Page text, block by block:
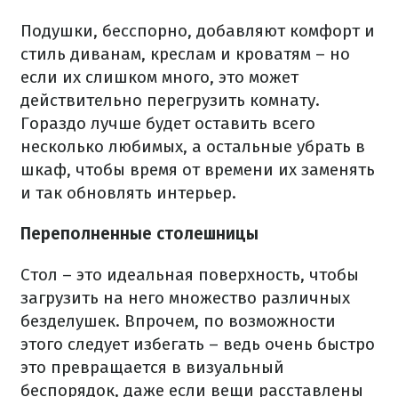
Подушки, бесспорно, добавляют комфорт и
стиль диванам, креслам и кроватям – но
если их слишком много, это может
действительно перегрузить комнату.
Гораздо лучше будет оставить всего
несколько любимых, а остальные убрать в
шкаф, чтобы время от времени их заменять
и так обновлять интерьер.
Переполненные столешницы
Стол – это идеальная поверхность, чтобы
загрузить на него множество различных
безделушек. Впрочем, по возможности
этого следует избегать – ведь очень быстро
это превращается в визуальный
беспорядок, даже если вещи расставлены